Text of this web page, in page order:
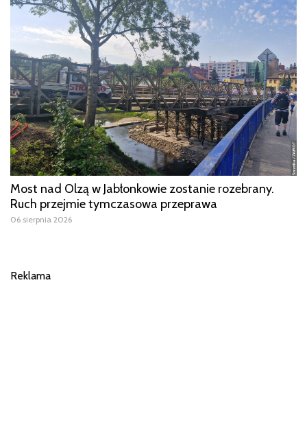
Most nad Olzą w Jabłonkowie zostanie rozebrany.
Ruch przejmie tymczasowa przeprawa
06 sierpnia 2026
Reklama